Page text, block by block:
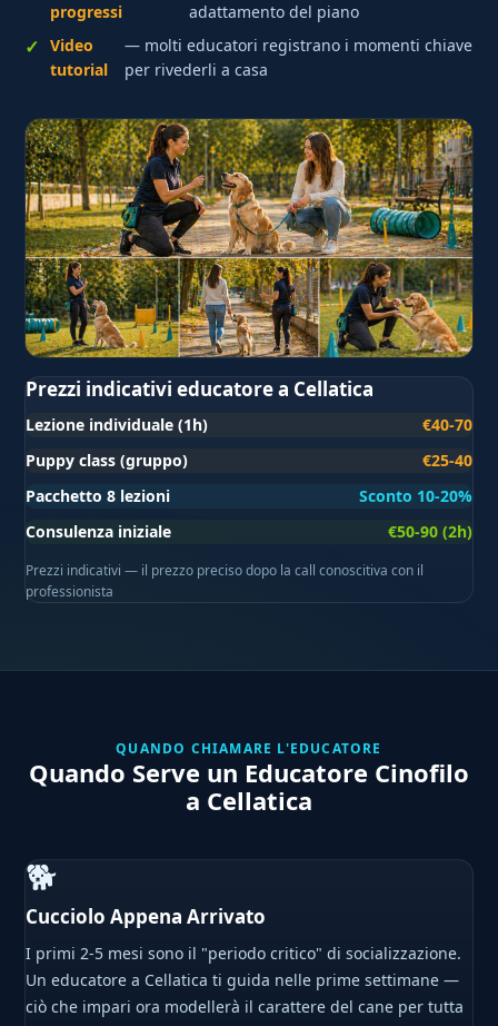
progressi
adattamento del piano
Video
tutorial
— molti educatori registrano i momenti chiave
per rivederli a casa
Prezzi indicativi educatore a Cellatica
Lezione individuale (1h)
€40-70
Puppy class (gruppo)
€25-40
Pacchetto 8 lezioni
Sconto 10-20%
Consulenza iniziale
€50-90 (2h)
Prezzi indicativi — il prezzo preciso dopo la call conoscitiva con il
professionista
QUANDO CHIAMARE L'EDUCATORE
Quando Serve un Educatore Cinofilo
a Cellatica
🐕
Cucciolo Appena Arrivato
I primi 2-5 mesi sono il "periodo critico" di socializzazione.
Un educatore a Cellatica ti guida nelle prime settimane —
ciò che impari ora modellerà il carattere del cane per tutta